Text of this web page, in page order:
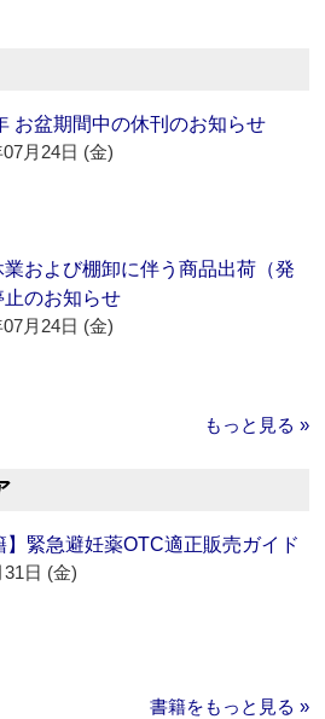
お盆期間中の休刊のお知らせ
07月24日 (金)
業および棚卸に伴う商品出荷（発
止のお知らせ
07月24日 (金)
もっと見る »
】緊急避妊薬OTC適正販売ガイド
31日 (金)
書籍をもっと見る »